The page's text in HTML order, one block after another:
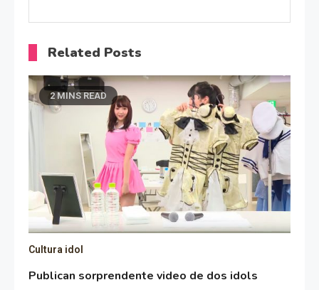
Related Posts
2 MINS READ
Cultura idol
Publican sorprendente video de dos idols